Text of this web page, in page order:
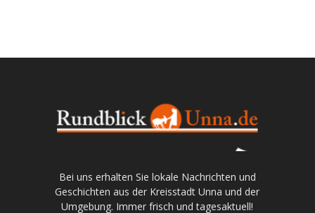
Bei uns erhalten Sie lokale Nachrichten und
Geschichten aus der Kreisstadt Unna und der
Umgebung. Immer frisch und tagesaktuell!